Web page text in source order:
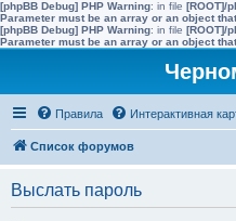
[phpBB Debug] PHP Warning: in file [ROOT]/
Parameter must be an array or an object
[phpBB Debug] PHP Warning: in file [ROOT]/
Parameter must be an array or an object
Правила Интерактивная
Список форумов
Выслать пароль